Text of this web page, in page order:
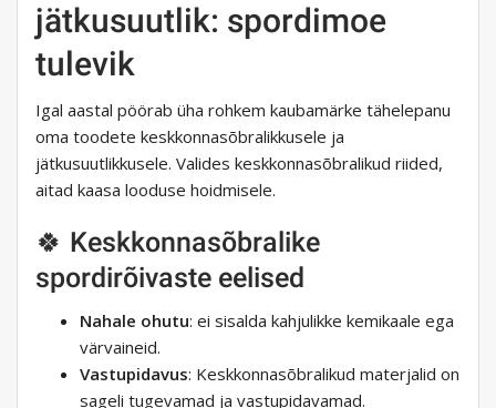
jätkusuutlik: spordimoe
tulevik
Igal aastal pöörab üha rohkem kaubamärke tähelepanu
oma toodete keskkonnasõbralikkusele ja
jätkusuutlikkusele. Valides keskkonnasõbralikud riided,
aitad kaasa looduse hoidmisele.
🍀 Keskkonnasõbralike
spordirõivaste eelised
Nahale ohutu: ei sisalda kahjulikke kemikaale ega
värvaineid.
Vastupidavus: Keskkonnasõbralikud materjalid on
sageli tugevamad ja vastupidavamad.